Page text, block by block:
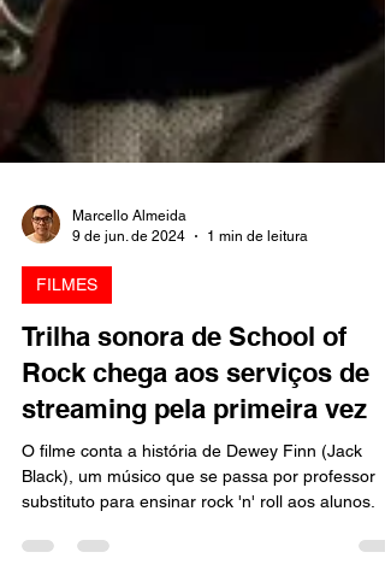
Marcello Almeida
FILMES
Trilha sonora de School of